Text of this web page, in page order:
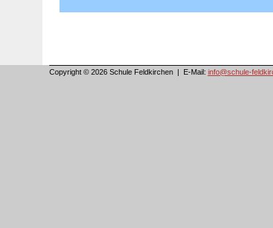
Copyright © 2026 Schule Feldkirchen | E-Mail: info@schule-